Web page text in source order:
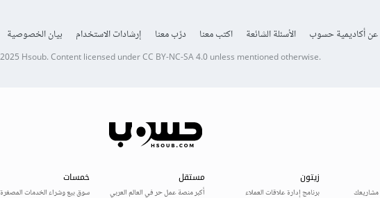
عن أكاديمية حسوب الأسئلة الشائعة اكتب معنا درّب معنا إرشادات الاستخدام بيان الخصوصية
Hsoub.Content licensed underCC BY-NC-SA 4.0unless mentioned otherwise.